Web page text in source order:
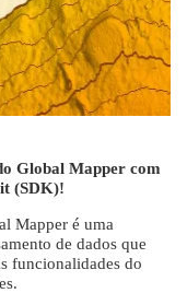
Global Mapper com
(SDK)!
Mapper é uma
de dados que
funcionalidades do